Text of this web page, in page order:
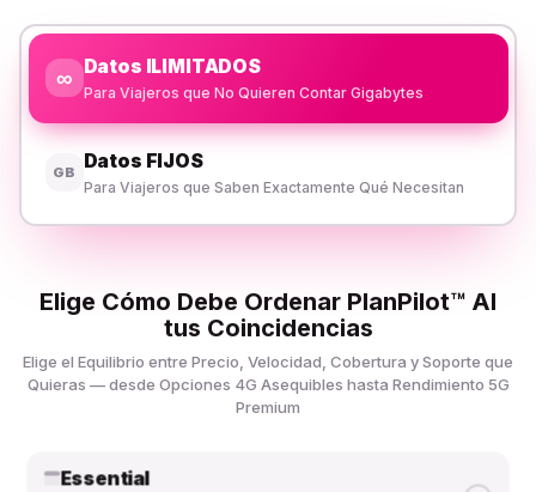
∞ Datos ILIMITADOS
Para Viajeros que No Quieren Contar Gigabytes
GB Datos FIJOS
Para Viajeros que Saben Exactamente Qué Necesitan
Elige Cómo Debe Ordenar PlanPilot™ AI
tus Coincidencias
Elige el Equilibrio entre Precio, Velocidad, Cobertura y Soporte que
Quieras — desde Opciones 4G Asequibles hasta Rendimiento 5G
Premium
Essential